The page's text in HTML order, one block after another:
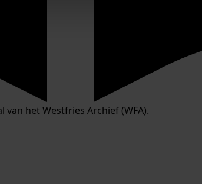
het Westfries Archief (WFA).